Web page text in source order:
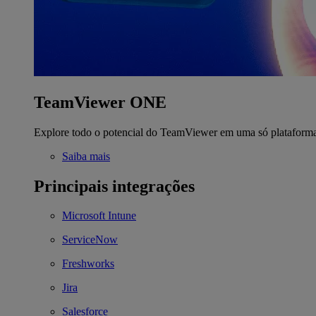
TeamViewer ONE
Explore todo o potencial do TeamViewer em uma só
Saiba mais
Principais integrações
Microsoft Intune
ServiceNow
Freshworks
Jira
Salesforce